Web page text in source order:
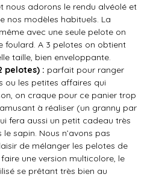
nous adorons le rendu alvéolé et
nos modèles habituels. La
avec une seule pelote on
foulard. A 3 pelotes on obtient
taille, bien enveloppante.
pelotes) : parfait pour ranger
ou les petites affaires qui
on craque pour ce panier trop
à réaliser (un granny par
fera aussi un petit cadeau très
sapin. Nous n’avons pas
de mélanger les pelotes de
une version multicolore, le
se prêtant très bien au